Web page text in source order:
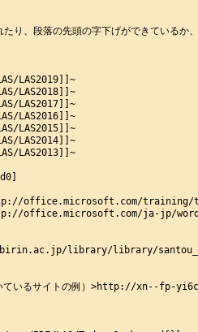
り、段落の先頭の字下げができているか、
LAS2019]]~
LAS2018]]~
LAS2017]]~
LAS2016]]~
LAS2015]]~
LAS2014]]~
LAS2013]]~
office.microsoft.com/training/
office.microsoft.com/ja-jp/word-
library/library/
いているサイトの例）>http://xn--fp-